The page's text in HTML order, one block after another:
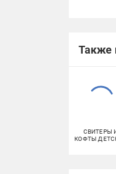
Также
СВИТЕРЫ
КОФТЫ